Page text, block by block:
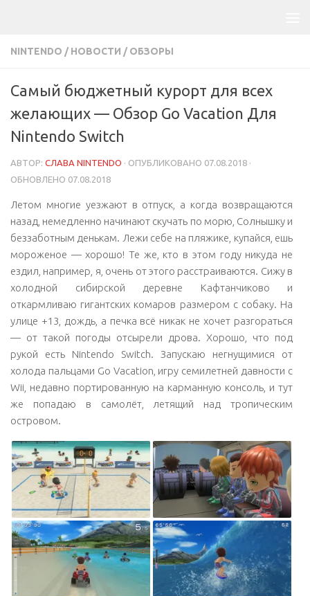
NINTENDO / НОВОСТИ / ОБЗОРЫ
Самый бюджетный курорт для всех
желающих — Обзор Go Vacation Для
Nintendo Switch
АВТОР: СЛАВА NINTENDO · ОПУБЛИКОВАНО 07.08.2018 ·
ОБНОВЛЕНО 07.08.2018
Летом многие уезжают в отпуск, а когда возвращаются
назад, немедленно начинают скучать по морю, Солнышку и
беззаботным денькам. Лежи себе на пляжике, купайся, ешь
мороженое — хорошо! Те же, кто в этом году никуда не
ездил, например, я, очень от этого расстраиваются. Сижу в
холодной сибирской деревне Кафтанчиково и
откармливаю гигантских комаров размером с собаку. На
улице +13, дождь, а печка всё никак не хочет разгораться
— от такой погоды отсырели дрова. Хорошо, что под
рукой есть Nintendo Switch. Запускаю негнущимися от
холода пальцами Go Vacation, игру семилетней давности с
Wii, недавно портированную на карманную консоль, и тут
же попадаю в самолёт, летящий над тропическим
островом.